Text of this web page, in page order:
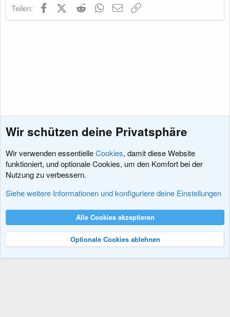
Teilen: FacebookX (Twitter)
Reddit WhatsApp
E-Mail
Diskussionen rund um XenForo
Nutzungsbedingungen Datenschutz
R
Community platform by XenForo® © 2010-2024 XenForo Ltd.
Wir schützen deine Privatsphäre
Wir verwenden essentielleCookies, damit diese Website
funktioniert, und optionale Cookies, um den Komfort bei der
Nutzung zu verbessern.
Siehe weitere Informationen und konfiguriere deine Einstellungen
Alle Cookies akzeptieren
Optionale Cookies ablehnen